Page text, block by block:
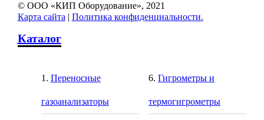
© ООО «КИП Оборудование», 2021
Карта сайта | Политика конфиденциальности.
Каталог
Переносные
газоанализаторы
Гигрометры и
термогигрометры